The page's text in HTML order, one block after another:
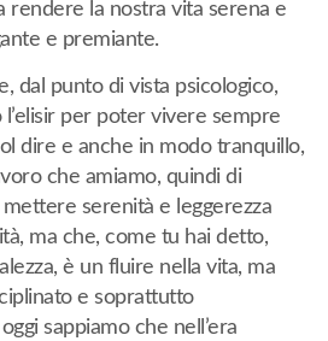
rendere la nostra vita serena e
e premiante.
dal punto di vista psicologico,
l’elisir per poter vivere sempre
dire e anche in modo tranquillo,
che amiamo, quindi di
serenità e leggerezza
ma che, come tu hai detto,
è un fluire nella vita, ma
e soprattutto
sappiamo che nell’era